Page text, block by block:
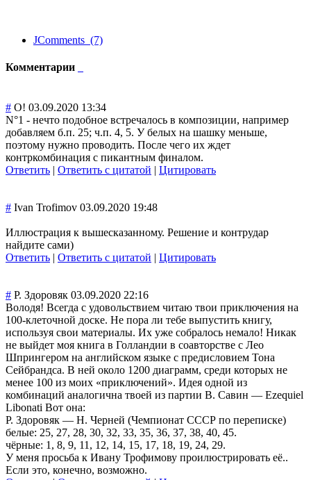
JComments (7)
Комментарии
# О! 03.09.2020 13:34
N°1 - нечто подобное встречалось в композиции, например
добавляем б.п. 25; ч.п. 4, 5. У белых на шашку меньше,
поэтому нужно проводить. После чего их ждет
контркомбинация с пикантным финалом.
Ответить | Ответить с цитатой | Цитировать
# Ivan Trofimov 03.09.2020 19:48
Иллюстрация к вышесказанному. Решение и контрудар
найдите сами)
Ответить | Ответить с цитатой | Цитировать
# Р. Здоровяк 03.09.2020 22:16
Володя! Всегда с удовольствием читаю твои приключения на
100-клеточной доске. Не пора ли тебе выпустить книгу,
используя свои материалы. Их уже собралось немало! Никак
не выйдет моя книга в Голландии в соавторстве с Лео
Шпрингером на английском языке с предисловием Тона
Сейбрандса. В ней около 1200 диаграмм, среди которых не
менее 100 из моих «приключений». Идея одной из
комбинаций аналогична твоей из партии В. Савин — Ezequiel
Libonati Вот она:
Р. Здоровяк — Н. Черней (Чемпионат СССР по переписке)
белые: 25, 27, 28, 30, 32, 33, 35, 36, 37, 38, 40, 45.
чёрные: 1, 8, 9, 11, 12, 14, 15, 17, 18, 19, 24, 29.
У меня просьба к Ивану Трофимову проилюстрировать её..
Если это, конечно, возможно.